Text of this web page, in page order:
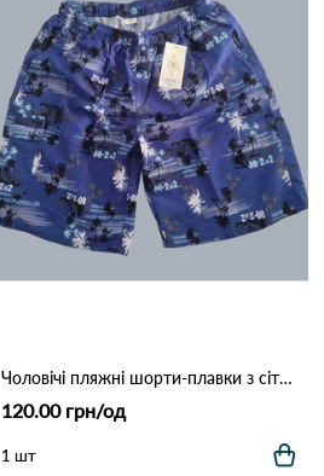
Чоловічі пляжні шорти-плавки з сіткою "Tropical Palm" (Опт) 006 Синій
120.00 грн/од
1 шт